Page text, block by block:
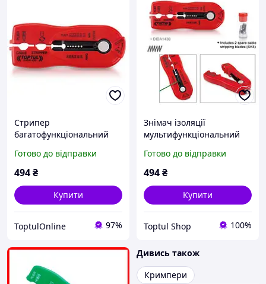
Стрипер
багатофункціональний
DIDA1430
Готово до відправки
494₴
Купити
ToptulOnline 97%
Знімач ізоляції
мультифункціональний
DIDA1430
Готово до відправки
494₴
Купити
Toptul Shop 100%
Дивись також
Кримпери